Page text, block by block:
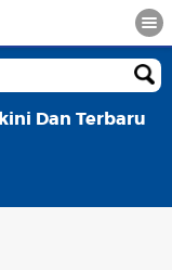
Dan Terbaru